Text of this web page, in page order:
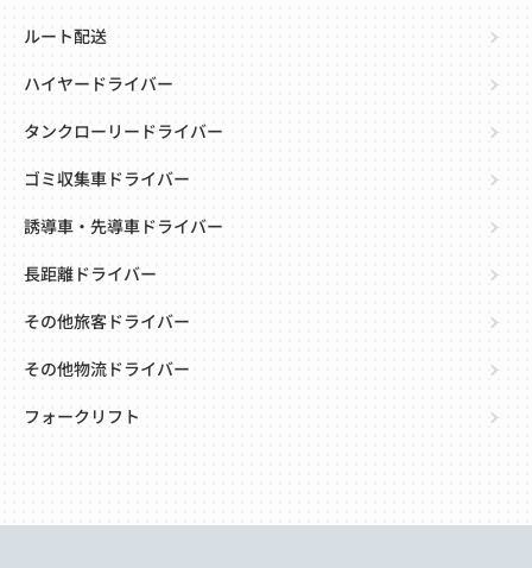
ルート配送
ハイヤードライバー
タンクローリードライバー
ゴミ収集車ドライバー
誘導車・先導車ドライバー
長距離ドライバー
その他旅客ドライバー
その他物流ドライバー
フォークリフト